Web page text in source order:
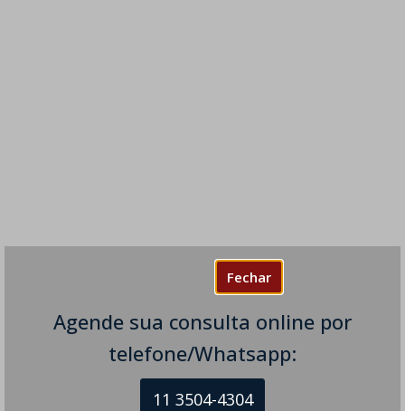
Fechar
Agende sua consulta online por
telefone/Whatsapp:
11 3504-4304